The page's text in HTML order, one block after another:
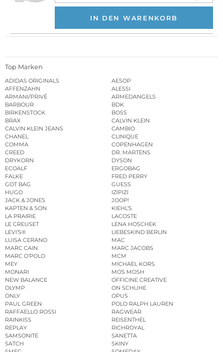
IN DEN WARENKORB
Top Marken
ADIDAS ORIGINALS
AESOP
AFFENZAHN
ALESSI
ARMANI/PRIVÉ
ARMEDANGELS
BARBOUR
BDK
BIRKENSTOCK
BOSS
BRAX
CALVIN KLEIN
CALVIN KLEIN JEANS
CAMBIO
CHANEL
CLINIQUE
COMMA
COPENHAGEN
CREED
DR. MARTENS
DRYKORN
DYSON
ECOALF
ERGOBAG
FALKE
FRED PERRY
GOT BAG
GUESS
HUGO
IZIPIZI
JACK & JONES
JOOP!
KAPTEN & SON
KIEHL’S
LA PRAIRIE
LACOSTE
LE CREUSET
LENA HOSCHEK
LEVI’S®
LIEBESKIND BERLIN
LUISA CERANO
MAC
MARC CAIN
MARC JACOBS
MARC O’POLO
MCM
MEY
MICHAEL KORS
MONARI
MOS MOSH
NEW BALANCE
OFFICINE CREATIVE
OLYMP
ON SCHUHE
ONLY
OPUS
PAUL GREEN
POLO RALPH LAUREN
RAFFAELLO ROSSI
RAGWEAR
RAINKISS
REISENTHEL
REPLAY
RICHROYAL
SAMSONITE
SANETTA
SATCH
SKINY